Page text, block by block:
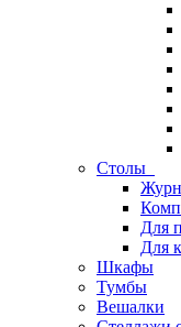
Столы
Для
Для
Шкафы
Тумбы
Вешалки